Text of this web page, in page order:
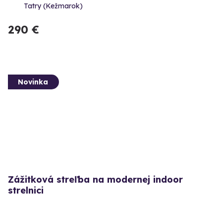
Tatry (Kežmarok)
290 €
Novinka
Zážitková streľba na modernej indoor
strelnici